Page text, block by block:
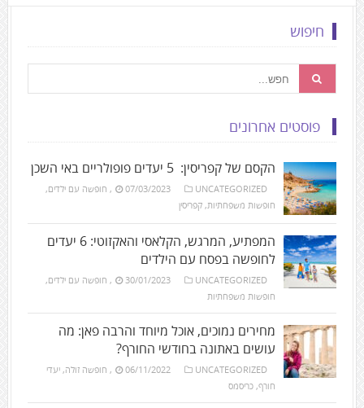
חיפוש
פוסטים אחרונים
הקסם של קפריסין: 5 יעדים פופולריים באי השכן
07/03/2023 UNCATEGORIZED
, חופשה עם ילדים,
חופשות משפחתיות, קפריסין
המפתיע, המרגש, הקלאסי והאקזוטי: 6 יעדים
לחופשה בפסח עם הילדים
30/01/2023 UNCATEGORIZED
, חופשה עם ילדים,
חופשות משפחתיות
מחירים נמוכים, אוכל מיוחד והרבה פאן: מה
עושים באתונה בחודשי החורף?
06/11/2022 UNCATEGORIZED
, חופשה זולה, יעדי
חורף, כריסמס